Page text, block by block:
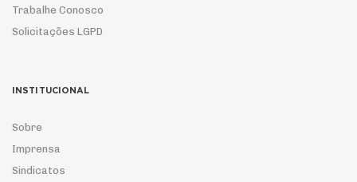
Trabalhe Conosco
Solicitações LGPD
INSTITUCIONAL
Sobre
Imprensa
Sindicatos